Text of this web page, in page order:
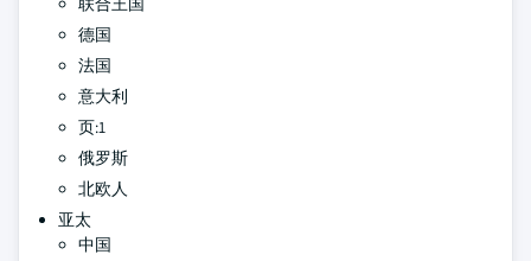
德国
法国
意大利
页:1
俄罗斯
北欧人
亚太
中国